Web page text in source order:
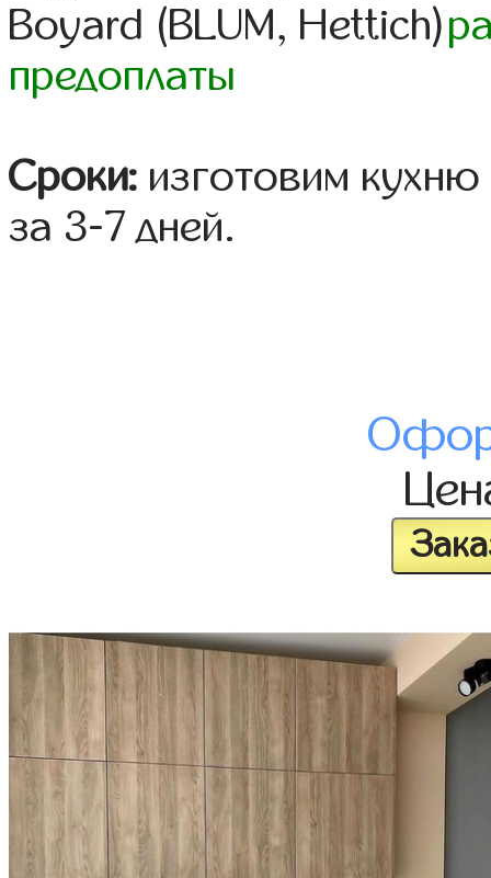
Boyard (BLUM, Hettich)
предоплаты
Сроки: изготовим
за 3-7 дней.